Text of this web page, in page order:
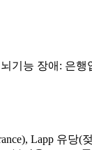
기능 장애: 은행
Lapp 유당(